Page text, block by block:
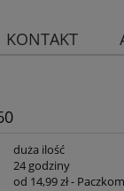
KONTAKT
duża ilość
24 godziny
od 14,99 zł-